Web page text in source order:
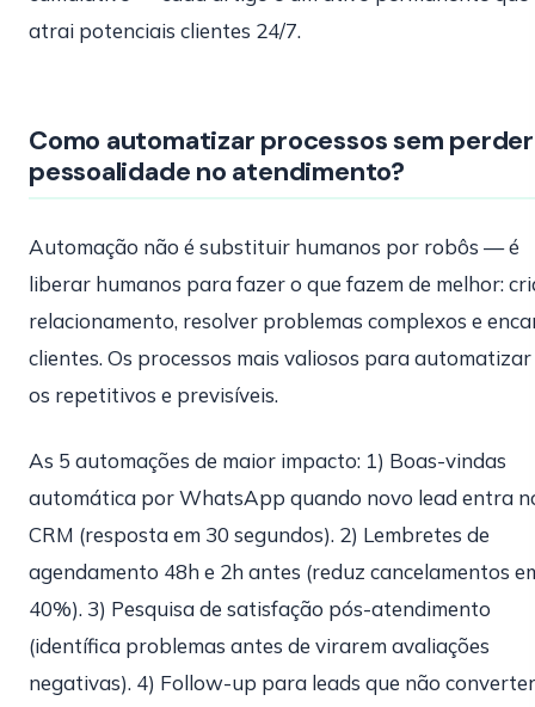
atrai potenciais clientes 24/7.
Como automatizar processos sem
pessoalidade no atendimento?
Automação não é substituir humanos por robôs — é
liberar humanos para fazer o que fazem de melhor:
relacionamento, resolver problemas complexos e
clientes. Os processos mais valiosos para
os repetitivos e previsíveis.
As 5 automações de maior impacto: 1) Boas-vindas
automática por WhatsApp quando novo lead entra
CRM (resposta em 30 segundos). 2) Lembretes de
agendamento 48h e 2h antes (reduz cancelamentos
40%). 3) Pesquisa de satisfação pós-atendimento
(identífica problemas antes de virarem avaliações
negativas). 4) Follow-up para leads que não